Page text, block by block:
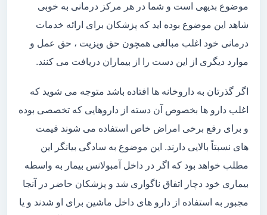
موضوع بدیهی است و شما در هر مرکز درمانی به خوبی
شاهد این موضوع بوده اید که پزشکان برای ارائه خدمات
درمانی خود اغلب مبالغی همچون حق ویزیت ، حق عمل و
موارد دیگری از این دست را از بیماران دریافت می کنند.
اگر گذرتان به داروخانه ها افتاده باشد متوجه می شوید که
اغلب دارو ها بخصوص آن دسته از داروهایی که تخصصی بوده
و برای رفع برخی امراض خاص استفاده می شوند قیمت
های نسبتاً بالایی دارند. این موضوع به سادگی بیانگر این
مطلب خواهد بود که اگر در داخل آمبولانس بیمار به واسطه
بیماری خود دچار اتفاق ناگواری شد و پزشکان حاضر در آنجا
مجبور به استفاده از دارو های داخل ماشین برای او شدند و یا